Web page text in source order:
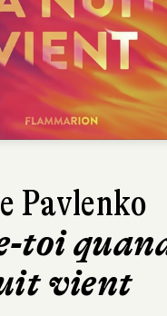
Pavlenko
toi
vient